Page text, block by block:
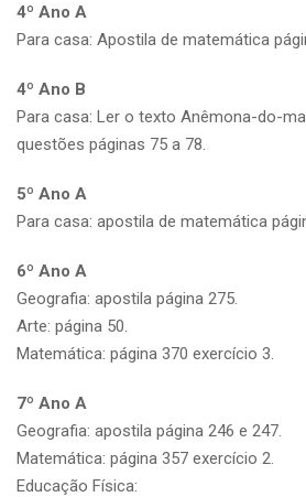
4º Ano A
Para casa: Apostila de matemática
4º Ano B
Para casa: Ler o texto Anêmona-do-
questões páginas 75 a 78.
5º Ano A
Para casa: apostila de matemática
6º Ano A
Geografia: apostila página 275.
Arte: página 50.
Matemática: página 370 exercício 3.
7º Ano A
Geografia: apostila página 246 e 247.
Matemática: página 357 exercício 2.
Educação Física: